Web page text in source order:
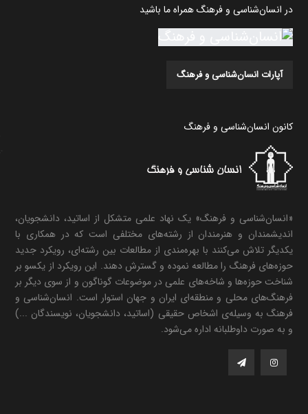
در انسان‌شناسی و فرهنگ همراه ما باشید
آپارات انسان‌شناسی و فرهنگ
کانون انسان‌شناسی و فرهنگ
«انسان‌شناسی و فرهنگ» یک نهاد علمی متشکل از اساتید، دانشجویان،
اندیشمندان و هنرمندان از رشته‌های مختلفی است که در همکاری با
یکدیگر تلاش می‌کنند با بهره‌مندی از مطالعات بین رشته‌ای، رویکرد جدید
حوزه‌های فرهنگ را مطالعه نموده و گسترش دهند. این رویکرد از یکسو بر
شناخت حوزه‌ها و شاخه‌های علمی در موضوعات گوناگون و از سوی دیگر بر
فرهنگ‌های محلی و منطقه‌ای ایران و جهان استوار است. انسان‌شناسی و
فرهنگ به وسیله‌ی اشخاص حقیقی (اساتید، دانشجویان، نویسندگان ...)
و به صورت داوطلبانه اداره می‌شود.